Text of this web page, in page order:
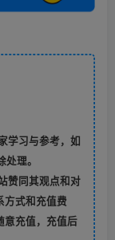
学习与参考，如
理。
赞同其观点和对
方式和充值费
意充值，充值后